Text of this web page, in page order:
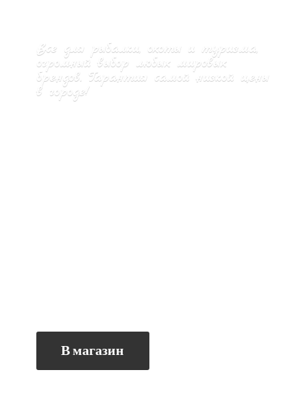
Все для рыбалки, охоты и туризма,
огромный выбор любых мировых
брендов. Гарантия самой низкой цены
в городе!
В магазин